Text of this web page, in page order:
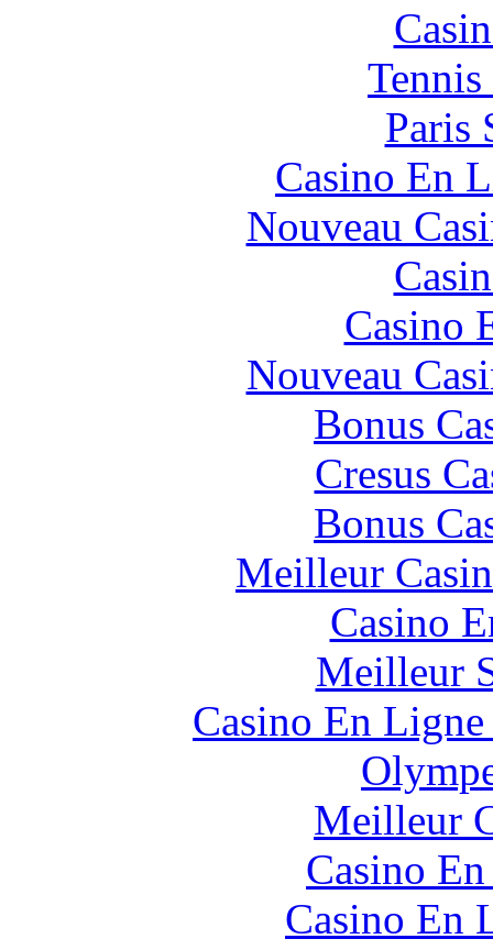
Paris
Casino En
Nouveau
Casino
Nouveau
Bonus
Cresus
Bonus
Meilleur
Casino
Meilleur
Casino En
Meilleur
Casino
Casino En